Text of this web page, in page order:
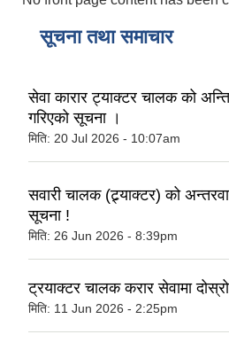
सूचना तथा समाचार
सेवा कारार ट्याक्टर चालक को
गरिएको सूचना ।
मिति: 20 Jul 2026 - 10:07am
सवारी चालक (ट्र्याक्टर) को
सूचना !
मिति: 26 Jun 2026 - 8:39pm
ट्रयाक्टर चालक करार सेवामा
मिति: 11 Jun 2026 - 2:25pm